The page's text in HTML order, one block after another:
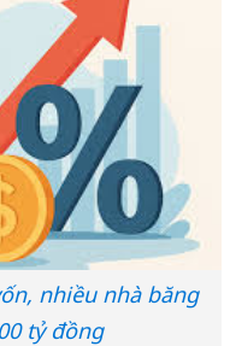
nhiều nhà băng
tỷ đồng